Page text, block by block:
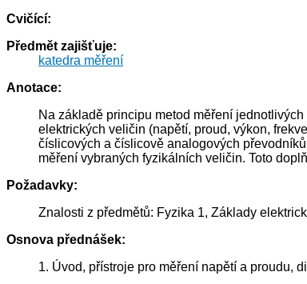
Cvičící:
Předmět zajišťuje:
katedra měření
Anotace:
Na základě principu metod měření
elektrických veličin (napětí, proud, výkon,
číslicových a číslicově analogových
měření vybraných fyzikálních veličin. Toto
Požadavky:
Znalosti z předmětů: Fyzika 1, Základy
Osnova přednášek:
1. Úvod, přístroje pro měření napětí a proudu,